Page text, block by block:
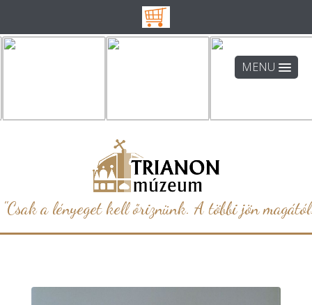
MENU
"Csak a lényeget kell őriznünk. A többi jön